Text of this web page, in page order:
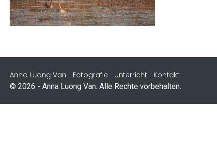
Anna Luong Van Fotografie Unterricht Kontakt
© 2026 - Anna Luong Van. Alle Rechte vorbehalten.